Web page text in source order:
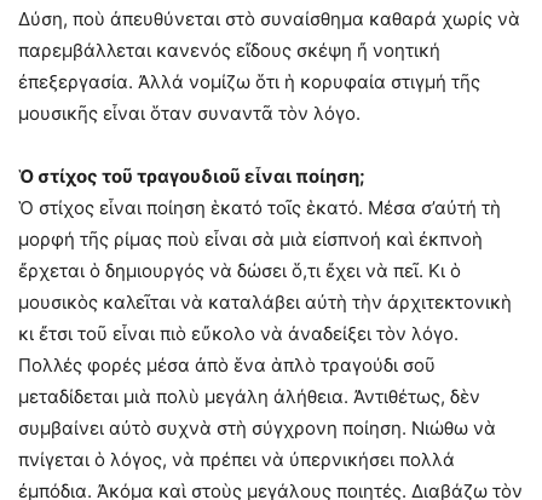
Δύση, ποὺ ἀπευθύνεται στὸ συναίσθημα καθαρά χωρίς νὰ
παρεμβάλλεται κανενός εἴδους σκέψη ἤ νοητική
ἐπεξεργασία. Ἀλλά νομίζω ὅτι ἡ κορυφαία στιγμή τῆς
μουσικῆς εἶναι ὅταν συναντᾶ τὸν λόγο.
Ὁ στίχος τοῦ τραγουδιοῦ εἶναι ποίηση;
Ὁ στίχος εἶναι ποίηση ἑκατό τοῖς ἑκατό. Μέσα σ’αὐτή τὴ
μορφή τῆς ρίμας ποὺ εἶναι σὰ μιὰ εἰσπνοή καὶ ἐκπνοὴ
ἔρχεται ὁ δημιουργός νὰ δώσει ὅ,τι ἔχει νὰ πεῖ. Κι ὁ
μουσικὸς καλεῖται νὰ καταλάβει αὐτὴ τὴν ἀρχιτεκτονικὴ
κι ἔτσι τοῦ εἶναι πιὸ εὔκολο νὰ ἀναδείξει τὸν λόγο.
Πολλές φορές μέσα ἀπὸ ἕνα ἁπλὸ τραγούδι σοῦ
μεταδίδεται μιὰ πολὺ μεγάλη ἀλήθεια. Ἀντιθέτως, δὲν
συμβαίνει αὐτὸ συχνὰ στὴ σύγχρονη ποίηση. Νιώθω νὰ
πνίγεται ὁ λόγος, νὰ πρέπει νὰ ὐπερνικήσει πολλά
ἐμπόδια. Ἀκόμα καὶ στοὺς μεγάλους ποιητές. Διαβάζω τὸν